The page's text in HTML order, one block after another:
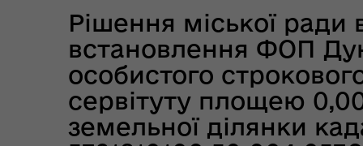
Регіональне представництво
Уповноваженого Верховної
Ради України з прав людини у
Рішення міської
встановлення ФОП
особистого
сервітуту площею
земельної ділянки